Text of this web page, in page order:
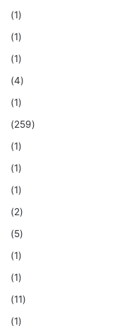
(1)
(1)
(1)
(4)
(1)
(259)
(1)
(1)
(1)
(2)
(5)
(1)
(1)
(11)
(1)